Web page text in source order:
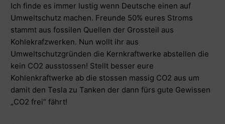
Ich finde es immer lustig wenn Deutsche einen auf
Umweltschutz machen. Freunde 50% eures Stroms
stammt aus fossilen Quellen der Grossteil aus
Kohlekrafzwerken. Nun wollt ihr aus
Umweltschutzgründen die Kernkraftwerke abstellen die
kein CO2 ausstossen! Stellt besser eure
Kohlenkraftwerke ab die stossen massig CO2 aus um
damit den Tesla zu Tanken der dann fürs gute Gewissen
„CO2 frei“ fährt!